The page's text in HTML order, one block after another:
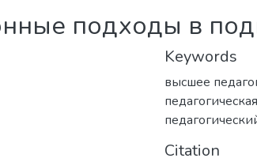
подходы в
Keywords
высшее
Citation